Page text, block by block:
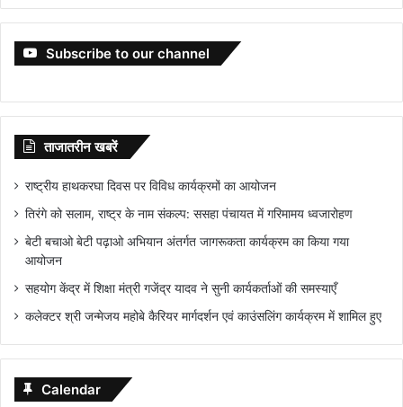
Subscribe to our channel
ताजातरीन खबरें
राष्ट्रीय हाथकरघा दिवस पर विविध कार्यक्रमों का आयोजन
तिरंगे को सलाम, राष्ट्र के नाम संकल्प: ससहा पंचायत में गरिमामय ध्वजारोहण
बेटी बचाओ बेटी पढ़ाओ अभियान अंतर्गत जागरूकता कार्यक्रम का किया गया
आयोजन
सहयोग केंद्र में शिक्षा मंत्री गजेंद्र यादव ने सुनी कार्यकर्ताओं की समस्याएँ
कलेक्टर श्री जन्मेजय महोबे कैरियर मार्गदर्शन एवं काउंसलिंग कार्यक्रम में शामिल हुए
Calendar